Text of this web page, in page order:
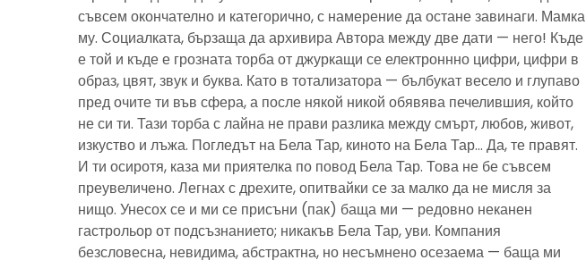
съвсем окончателно и категорично, с намерение да остане завинаги. Мамка
му. Социалката, бързаща да архивира Автора между две дати — него! Къде
е той и къде е грозната торба от джуркащи се електроннно цифри, цифри в
образ, цвят, звук и буква. Като в тотализатора — бълбукат весело и глупаво
пред очите ти във сфера, а после някой никой обявява печелившия, който
не си ти. Тази торба с лайна не прави разлика между смърт, любов, живот,
изкуство и лъжа. Погледът на Бела Тар, киното на Бела Тар… Да, те правят.
И ти осиротя, каза ми приятелка по повод Бела Тар. Това не бе съвсем
преувеличено. Легнах с дрехите, опитвайки се за малко да не мисля за
нищо. Унесох се и ми се присъни (пак) баща ми — редовно неканен
гастрольор от подсъзнанието; никакъв Бела Тар, уви. Компания
безсловесна, невидима, абстрактна, но несъмнено осезаема — баща ми